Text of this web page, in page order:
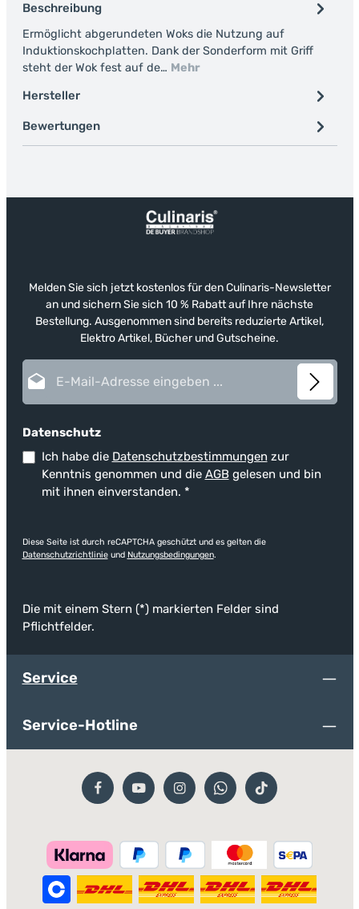
Beschreibung
Ermöglicht abgerundeten Woks die Nutzung auf
Induktionskochplatten. Dank der Sonderform mit Griff
steht der Wok fest auf de… Mehr
Hersteller
Bewertungen
Melden Sie sich jetzt kostenlos für den Culinaris-Newsletter
an und sichern Sie sich 10 % Rabatt auf Ihre nächste
Bestellung. Ausgenommen sind bereits reduzierte Artikel,
Elektro Artikel, Bücher und Gutscheine.
Datenschutz
Ich habe die Datenschutzbestimmungen zur
Kenntnis genommen und die AGBgelesen und bin
mit ihnen einverstanden. *
Diese Seite ist durch reCAPTCHA geschützt und es gelten die
Datenschutzrichtlinieund Nutzungsbedingungen.
Die mit einem Stern (*) markierten Felder sind
Pflichtfelder.
Service
Service-Hotline